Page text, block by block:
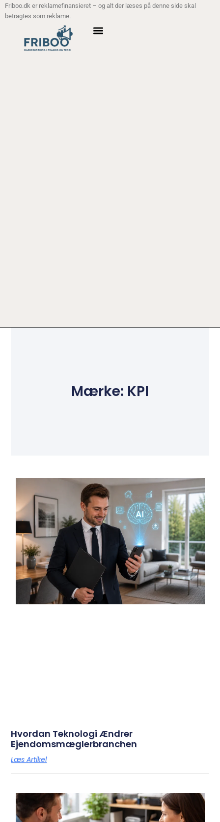
Friboo.dk er reklamefinansieret – og alt der læses på denne side skal
betragtes som reklame.
Mærke: KPI
Hvordan Teknologi Ændrer
Ejendomsmæglerbranchen
Læs Artikel